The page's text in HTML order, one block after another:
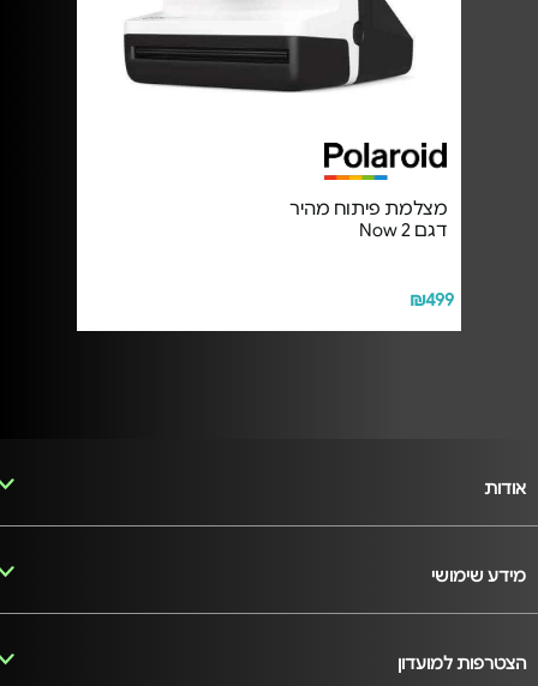
מצלמת פיתוח מהיר
דגם Now 2
₪499
אודות
מידע שימושי
הצטרפות למועדון